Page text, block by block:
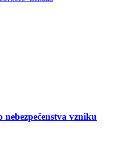
nebezpečenstva vzniku